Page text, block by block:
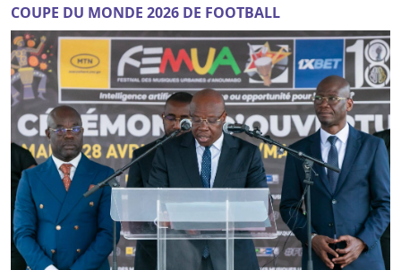
COUPE DU MONDE 2026 DE FOOTBALL